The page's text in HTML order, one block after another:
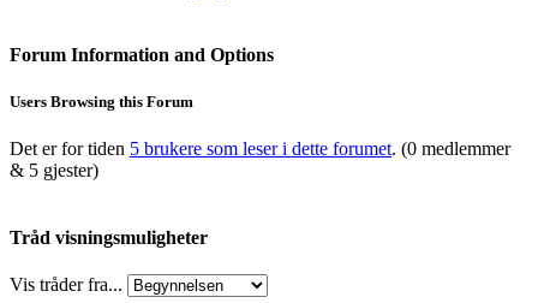
Forum Information and Options
Users Browsing this Forum
Det er for tiden 5 brukere som leser i dette forumet. (0 medlemmer
& 5 gjester)
Tråd visningsmuligheter
Vis tråder fra...